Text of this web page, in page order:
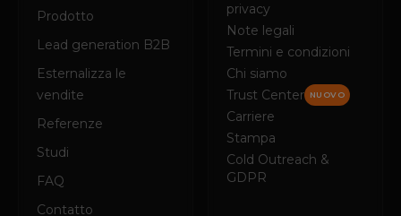
Prodotto
Lead generation B2B
Esternalizza le
vendite
Referenze
Studi
FAQ
Contatto
privacy
Note legali
Termini e condizioni
Chi siamo
Trust Center
NUOVO
Carriere
Stampa
Cold Outreach &
GDPR